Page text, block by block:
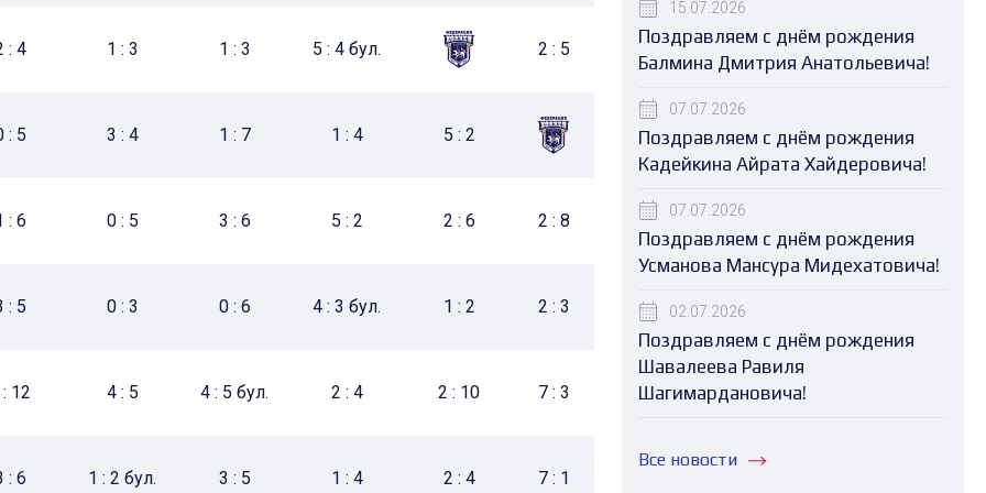
: 4 1 : 3 1 : 3 5 : 4 бул. 2 : 5 6 : 2 2 : 1 10 : 2
: 5 3 : 4 1 : 7 1 : 4 5 : 2 8 : 2 3 : 2 3 : 7
: 6 0 : 5 3 : 6 5 : 2 2 : 6 2 : 8 6 : 3
: 5 0 : 3 0 : 6 4 : 3 бул. 1 : 2 2 : 3 3 : 6
12 4 : 5 4 : 5 бул. 2 : 4 2 : 10 7 : 3 5 : 6 бул. 6 : 7
: 6 1 : 2 бул. 3 : 5 1 : 4 2 : 4 7 : 1
2 : 5 3 : 6 1 : 0 2 : 3 5 : 2 0 : 2 6 : 1 7 : 3
1 : 3 1 : 2 3 : 2 3 : 4 бул. 2 : 5 6 : 3 4 : 3 бул. 5 : 2
2 : 3 4 : 6 0 : 5 4 : 2 2 : 0 3 : 6 3 : 2
0 : 5 2 : 4 1 : 4 1 : 5 1 : 6 3 : 4 бул. 2 : 3
0 : 5 0 : 10 1 : 2 бул. 2 : 5 3 : 7 2 : 5 3 : 1 2 : 6
1 : 4 1 : 3 1 : 2 1 : 6 2 : 4 1 : 8
15.07.2026
Поздравляем с днём рождения
Балмина Дмитрия Анатольевича!
07.07.2026
Поздравляем с днём рождения
Кадейкина Айрата Хайдеровича!
07.07.2026
Поздравляем с днём рождения
Усманова Мансура Мидехатовича!
02.07.2026
Поздравляем с днём рождения
Шавалеева Равиля
Шагимардановича!
Все новости